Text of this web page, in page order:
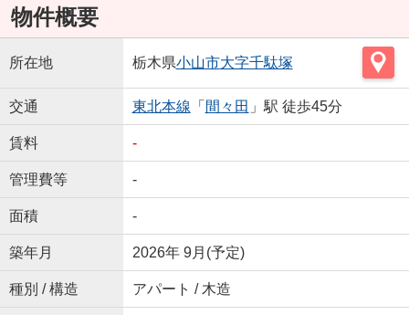
物件概要
所在地 栃木県小山市大字千駄塚
交通 東北本線 「 間々田 」駅 徒歩45分
賃料 -
管理費等 -
面積 -
築年月 2026年 9月(予定)
種別 / 構造 アパート / 木造